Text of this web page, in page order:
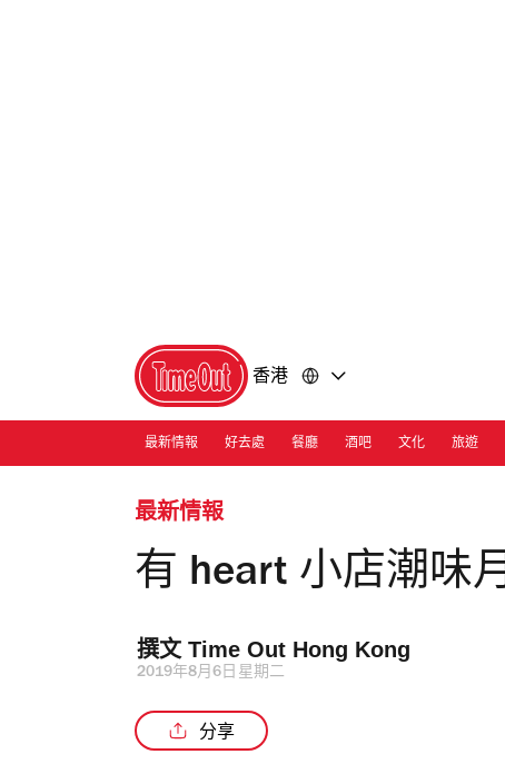
香港
最新情報 好去處 餐廳 酒吧 文化 旅遊
最新情報
有 heart 小店潮味
撰文 Time Out Hong Kong
2019年8月6日星期二
分享